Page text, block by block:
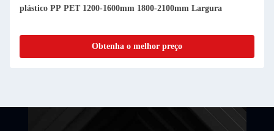
para espelho / painel de luz de plástico
Obtenha o melhor preço